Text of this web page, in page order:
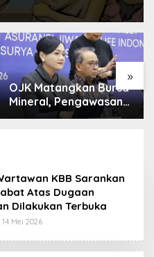
»
OJK Matangkan Bursa
Mineral, Pengawasan
Resmi Dimulai Awal
KBB Sarankan
Atas Dugaan
Dilakukan Terbuka
14 Mei 2026
E
H